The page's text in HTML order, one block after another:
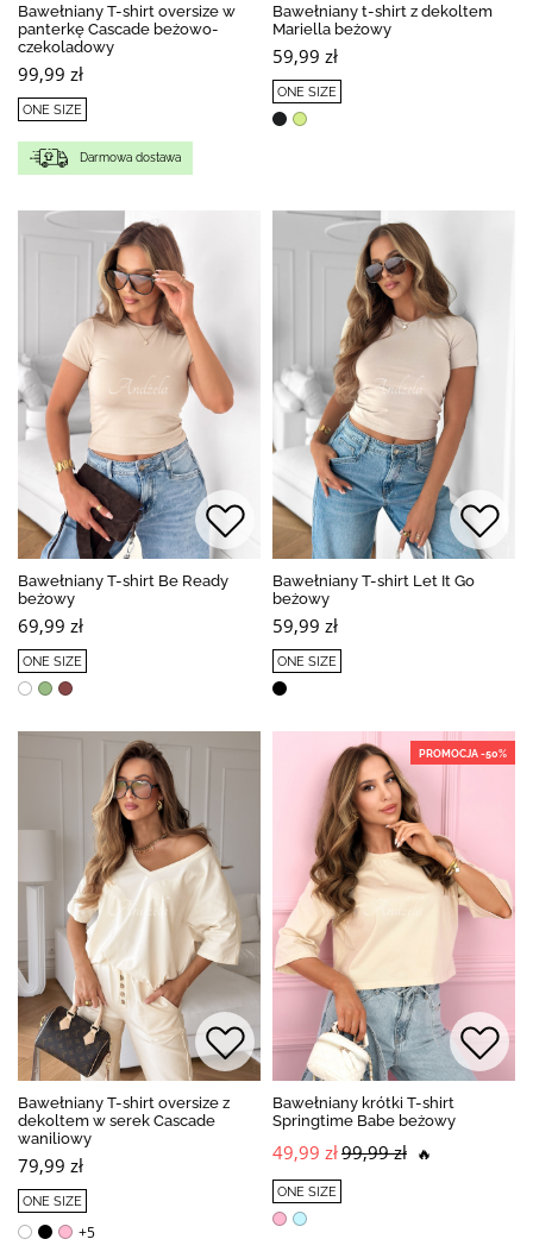
Bawełniany T-shirt oversize w
panterkę Cascade beżowo-
czekoladowy
99,99 zł
ONE SIZE
Darmowa dostawa
Bawełniany t-shirt z dekoltem
Mariella beżowy
59,99 zł
ONE SIZE
Bawełniany T-shirt Be Ready
beżowy
69,99 zł
ONE SIZE
Bawełniany T-shirt Let It Go
beżowy
59,99 zł
ONE SIZE
Bawełniany T-shirt oversize z
dekoltem w serek Cascade
waniliowy
79,99 zł
ONE SIZE
+5
PROMOCJA -50%
Bawełniany krótki T-shirt
Springtime Babe beżowy
49,99 zł99,99 zł 🔥
ONE SIZE